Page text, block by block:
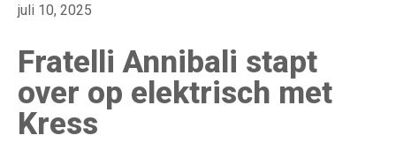
juli 10, 2025
Fratelli Annibali stapt
over op elektrisch met
Kress